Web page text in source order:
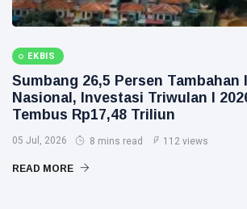
EKBIS
Sumbang 26,5 Persen Tambahan
Nasional, Investasi Triwulan I
Tembus Rp17,48 Triliun
05 Jul, 2026 8 mins read 112 views
READ MORE